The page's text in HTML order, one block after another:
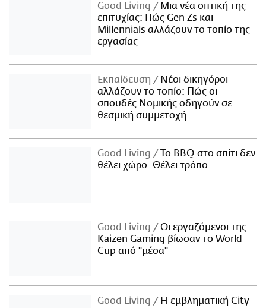
Good Living
Μια νέα οπτική της
επιτυχίας: Πώς Gen Zs και
Millennials αλλάζουν το τοπίο της
εργασίας
Εκπαίδευση
Νέοι δικηγόροι
αλλάζουν το τοπίο: Πώς οι
σπουδές Νομικής οδηγούν σε
θεσμική συμμετοχή
Good Living
Το BBQ στο σπίτι δεν
θέλει χώρο. Θέλει τρόπο.
Good Living
Οι εργαζόμενοι της
Kaizen Gaming βίωσαν το World
Cup από "μέσα"
Good Living
Η εμβληματική City